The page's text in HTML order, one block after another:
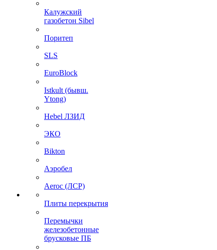
Калужский
газобетон Sibel
Поритеп
SLS
EuroBlock
Istkult (бывш.
Ytong)
Hebel ЛЗИД
ЭКО
Bikton
Аэробел
Aeroc (ЛСР)
Плиты перекрытия
Перемычки
железобетонные
брусковые ПБ